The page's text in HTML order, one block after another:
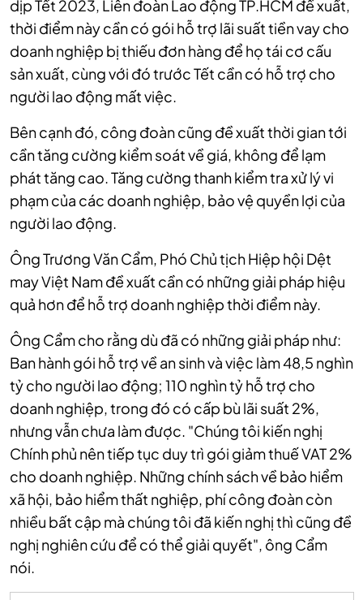
dịp Tết 2023, Liên đoàn Lao động TP.HCM đề xuất,
thời điểm này cần có gói hỗ trợ lãi suất tiền vay cho
doanh nghiệp bị thiếu đơn hàng để họ tái cơ cấu
sản xuất, cùng với đó trước Tết cần có hỗ trợ cho
người lao động mất việc.
Bên cạnh đó, công đoàn cũng đề xuất thời gian tới
cần tăng cường kiểm soát về giá, không để lạm
phát tăng cao. Tăng cường thanh kiểm tra xử lý vi
phạm của các doanh nghiệp, bảo vệ quyền lợi của
người lao động.
Ông Trương Văn Cẩm, Phó Chủ tịch Hiệp hội Dệt
may Việt Nam đề xuất cần có những giải pháp hiệu
quả hơn để hỗ trợ doanh nghiệp thời điểm này.
Ông Cẩm cho rằng dù đã có những giải pháp như:
Ban hành gói hỗ trợ về an sinh và việc làm 48,5 nghìn
tỷ cho người lao động; 110 nghìn tỷ hỗ trợ cho
doanh nghiệp, trong đó có cấp bù lãi suất 2%,
nhưng vẫn chưa làm được. "Chúng tôi kiến nghị
Chính phủ nên tiếp tục duy trì gói giảm thuế VAT 2%
cho doanh nghiệp. Những chính sách về bảo hiểm
xã hội, bảo hiểm thất nghiệp, phí công đoàn còn
nhiều bất cập mà chúng tôi đã kiến nghị thì cũng đề
nghị nghiên cứu để có thể giải quyết", ông Cẩm
nói.